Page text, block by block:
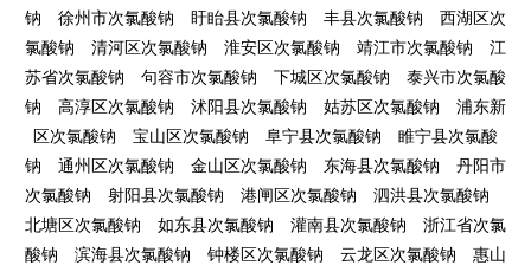
钠
徐州市次氯酸钠 盱眙县次氯酸钠 丰县次氯酸钠
西湖区次
氯酸钠
清河区次氯酸钠 淮安区次氯酸钠 靖江市次氯酸钠
江
苏省次氯酸钠
句容市次氯酸钠 下城区次氯酸钠
泰兴市次氯酸
钠
高淳区次氯酸钠 沭阳县次氯酸钠 姑苏区次氯酸钠
浦东新
区次氯酸钠
宝山区次氯酸钠 阜宁县次氯酸钠
睢宁县次氯酸
钠
通州区次氯酸钠 金山区次氯酸钠 东海县次氯酸钠
丹阳市
次氯酸钠
射阳县次氯酸钠 港闸区次氯酸钠
泗洪县次氯酸钠
北塘区次氯酸钠
如东县次氯酸钠 灌南县次氯酸钠
浙江省次氯
酸钠
滨海县次氯酸钠 钟楼区次氯酸钠 云龙区次氯酸钠
惠山